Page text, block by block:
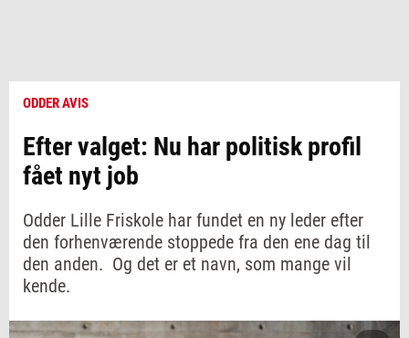
ODDER AVIS
Efter valget: Nu har politisk profil
fået nyt job
Odder Lille Friskole har fundet en ny leder efter
den forhenværende stoppede fra den ene dag til
den anden. Og det er et navn, som mange vil
kende.